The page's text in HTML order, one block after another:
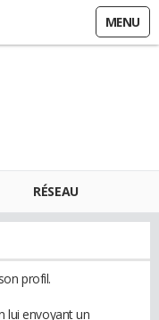
MENU
RÉSEAU
profil.
lui envoyant un